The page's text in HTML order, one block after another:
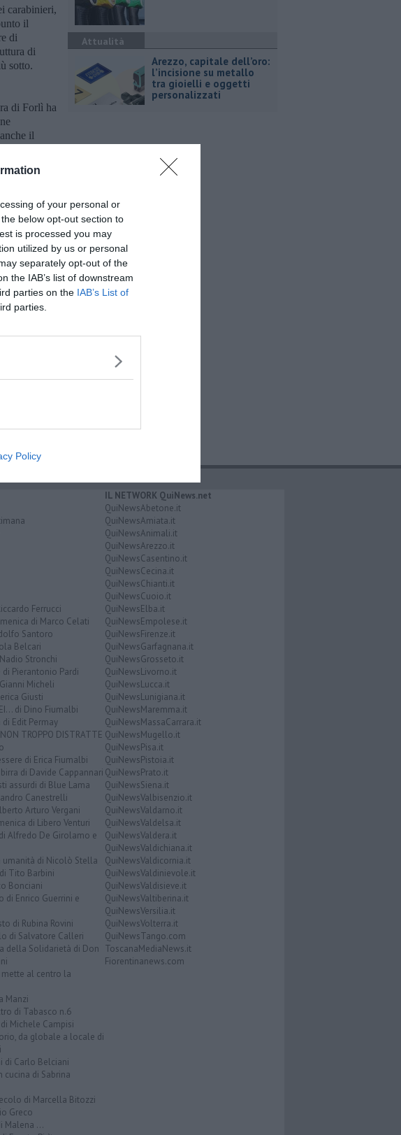
of your personal or
below opt-out section to
is processed you may
utilized by us or personal
separately opt-out of the
the IAB’s list of downstream
parties on the IAB’s List of
parties.
Policy
carabinieri,
il
di
di
sotto.
di Forlì ha
il
Attualità
Arezzo, capitale dell’oro:
l’incisione su metallo
tra gioielli e oggetti
personalizzati
Ferrucci
di Marco Celati
Santoro
Belcari
Stronchi
di Pierantonio Pardi
Micheli
Giusti
di Dino Fiumalbi
Edit Permay
TROPPO DISTRATTE
di Erica Fiumalbi
di Davide Cappannari
assurdi di Blue Lama
Canestrelli
Arturo Vergani
di Libero Venturi
Alfredo De Girolamo e
umanità di Nicolò Stella
Tito Barbini
Bonciani
di Enrico Guerrini e
di Rubina Rovini
di Salvatore Calleri
della Solidarietà di Don
mette al centro la
Manzi
di Tabasco n.6
Michele Campisi
da globale a locale di
di Carlo Belciani
cucina di Sabrina
di Marcella Bitozzi
Greco
Malena ...
IL NETWORK QuiNews.net
QuiNewsAbetone.it
QuiNewsAmiata.it
QuiNewsAnimali.it
QuiNewsArezzo.it
QuiNewsCasentino.it
QuiNewsCecina.it
QuiNewsChianti.it
QuiNewsCuoio.it
QuiNewsElba.it
QuiNewsEmpolese.it
QuiNewsFirenze.it
QuiNewsGarfagnana.it
QuiNewsGrosseto.it
QuiNewsLivorno.it
QuiNewsLucca.it
QuiNewsLunigiana.it
QuiNewsMaremma.it
QuiNewsMassaCarrara.it
QuiNewsMugello.it
QuiNewsPisa.it
QuiNewsPistoia.it
QuiNewsPrato.it
QuiNewsSiena.it
QuiNewsValbisenzio.it
QuiNewsValdarno.it
QuiNewsValdelsa.it
QuiNewsValdera.it
QuiNewsValdichiana.it
QuiNewsValdicornia.it
QuiNewsValdinievole.it
QuiNewsValdisieve.it
QuiNewsValtiberina.it
QuiNewsVersilia.it
QuiNewsVolterra.it
QuiNewsTango.com
ToscanaMediaNews.it
Fiorentinanews.com